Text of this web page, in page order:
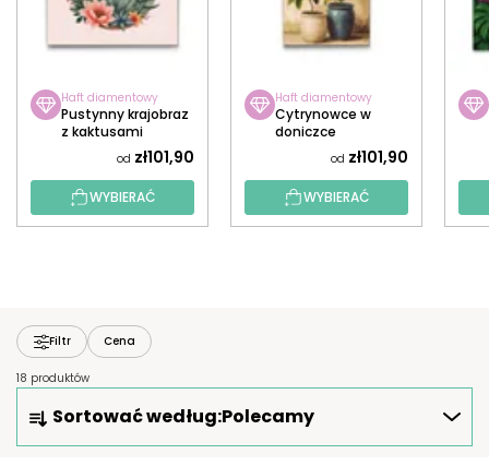
Haft diamentowy
Pustynny krajobraz
z kaktusami
od zł101,90
WYBIERAĆ
Haft diamentowy
Cytrynowce w
doniczce
od zł101,90
WYBIERAĆ
Filtr Cena
18 produktów
O
R
Sortować według:Polecamy